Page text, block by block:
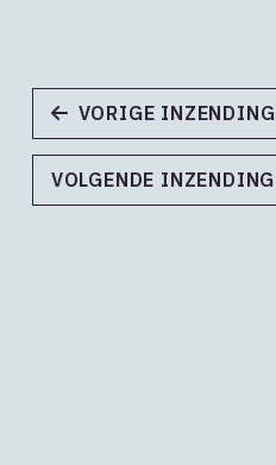
VORIGE INZENDING
VOLGENDE INZENDING